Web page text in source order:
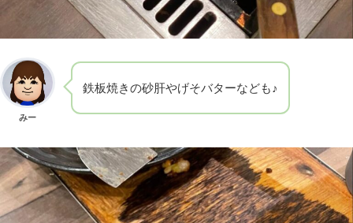
みー
鉄板焼きの砂肝やげそバターなども♪